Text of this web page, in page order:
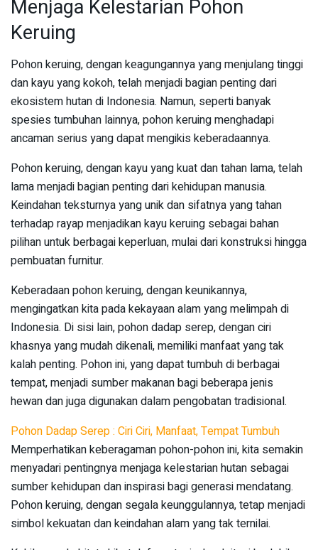
Menjaga Kelestarian Pohon
Keruing
Pohon keruing, dengan keagungannya yang menjulang tinggi
dan kayu yang kokoh, telah menjadi bagian penting dari
ekosistem hutan di Indonesia. Namun, seperti banyak
spesies tumbuhan lainnya, pohon keruing menghadapi
ancaman serius yang dapat mengikis keberadaannya.
Pohon keruing, dengan kayu yang kuat dan tahan lama, telah
lama menjadi bagian penting dari kehidupan manusia.
Keindahan teksturnya yang unik dan sifatnya yang tahan
terhadap rayap menjadikan kayu keruing sebagai bahan
pilihan untuk berbagai keperluan, mulai dari konstruksi hingga
pembuatan furnitur.
Keberadaan pohon keruing, dengan keunikannya,
mengingatkan kita pada kekayaan alam yang melimpah di
Indonesia. Di sisi lain, pohon dadap serep, dengan ciri
khasnya yang mudah dikenali, memiliki manfaat yang tak
kalah penting. Pohon ini, yang dapat tumbuh di berbagai
tempat, menjadi sumber makanan bagi beberapa jenis
hewan dan juga digunakan dalam pengobatan tradisional.
Pohon Dadap Serep : Ciri Ciri, Manfaat, Tempat Tumbuh
Memperhatikan keberagaman pohon-pohon ini, kita semakin
menyadari pentingnya menjaga kelestarian hutan sebagai
sumber kehidupan dan inspirasi bagi generasi mendatang.
Pohon keruing, dengan segala keunggulannya, tetap menjadi
simbol kekuatan dan keindahan alam yang tak ternilai.